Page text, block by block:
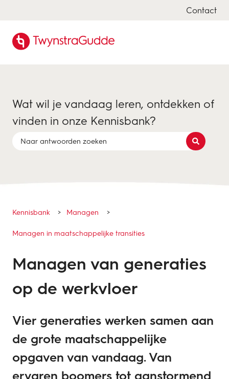
Contact
Wat wil je vandaag leren, ontdekken of
vinden in onze Kennisbank?
Kennisbank Managen
Managen in maatschappelijke transities
Managen van generaties
op de werkvloer
Vier generaties werken samen aan
de grote maatschappelijke
opgaven van vandaag. Van
ervaren boomers tot aanstormend